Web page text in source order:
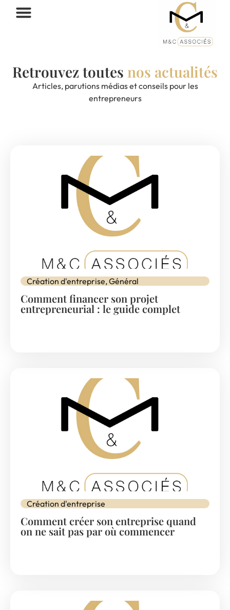
Retrouvez toutes nos actualités
Articles, parutions médias et conseils pour les
entrepreneurs
Création d'entreprise,Général
Comment financer son projet
entrepreneurial : le guide complet
Création d'entreprise
Comment créer son entreprise quand
on ne sait pas par où commencer